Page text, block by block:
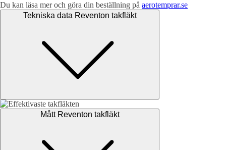
Du kan läsa mer och göra din beställning på aerotemprar.se
Tekniska data Reventon takfläkt
Mått Reventon takfläkt